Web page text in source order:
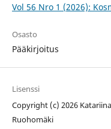
Vol 56 Nro 1 (2026):
Osasto
Pääkirjoitus
Lisenssi
Copyright (c) 2026
Ruohomäki